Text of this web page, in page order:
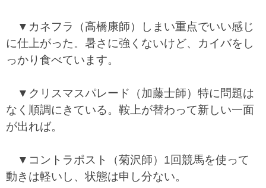
▼カネフラ（高橋康師）しまい重点でいい感じ
に仕上がった。暑さに強くないけど、カイバをし
っかり食べています。
▼クリスマスパレード（加藤士師）特に問題は
なく順調にきている。鞍上が替わって新しい一面
が出れば。
▼コントラポスト（菊沢師）1回競馬を使って
動きは軽いし、状態は申し分ない。